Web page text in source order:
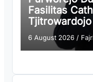
Fasilitas
Tjitrowardojo
6 August 2026 /